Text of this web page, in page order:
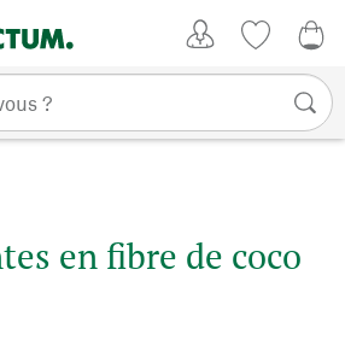
en fibre de coco